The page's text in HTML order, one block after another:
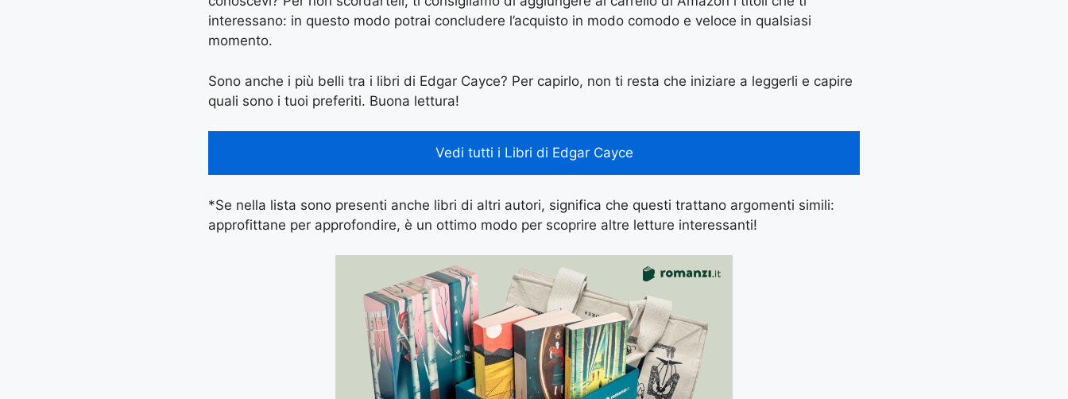
interessano: in questo modo potrai concludere l’acquisto in modo comodo e veloce in qualsiasi
momento.
Sono anche i più belli tra i libri di Edgar Cayce? Per capirlo, non ti resta che iniziare a leggerli e capire
quali sono i tuoi preferiti. Buona lettura!
Vedi tutti i Libri di Edgar Cayce
*Se nella lista sono presenti anche libri di altri autori, significa che questi trattano argomenti simili:
approfittane per approfondire, è un ottimo modo per scoprire altre letture interessanti!